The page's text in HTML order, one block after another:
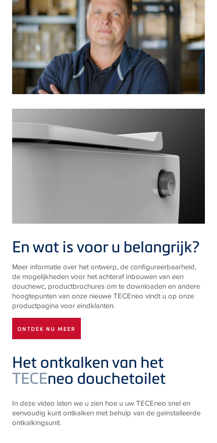
En wat is voor u belangrijk?
Meer informatie over het ontwerp, de configureerbaarheid,
de mogelijkheden voor het achteraf inbouwen van een
douchewc, productbrochures om te downloaden en andere
hoogtepunten van onze nieuwe TECEneo vindt u op onze
productpagina voor eindklanten.
ONTDEK NU MEER
Het ontkalken van het
TECEneo douchetoilet
In deze video laten we u zien hoe u uw TECEneo snel en
eenvoudig kunt ontkalken met behulp van de geïnstalleerde
ontkalkingsunit.